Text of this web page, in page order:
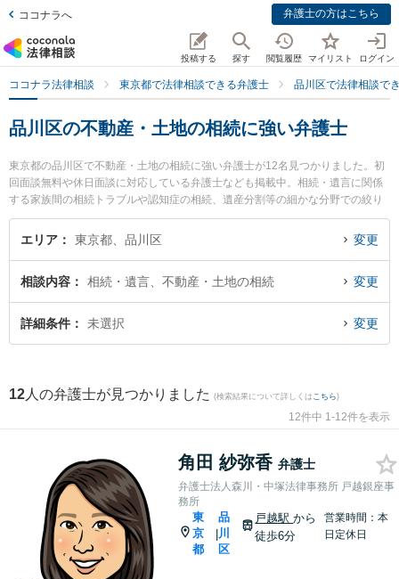
ココナラへ 弁護士の方はこちら
投稿する 探す 閲覧履歴 マイリスト ログイン
ココナラ法律相談 東京都で法律相談できる弁護士 品川区で法律相談で
品川区の不動産・土地の相続に強い弁護士
東京都の品川区で不動産・土地の相続に強い弁護士が12名見つかりました。初
回面談無料や休日面談に対応している弁護士なども掲載中。相続・遺言に関係
する家族間の相続トラブルや認知症の相続、遺産分割等の細かな分野での絞り
込み検索もでき便利です。特に弁護士法人森川・中塚法律事務所 戸越銀座事務
所の角田 紗弥香弁護士や弁護士法人クローバー 東京法律事務所の藤林 裕一郎
産・土地の相続のトラブルを今すぐに弁護士に相談したい』『不動産・土地の
相続のトラブル解決の実績豊富な近くの弁護士を検索したい』『初回相談無料
で不動産・土地の相続を法律相談できる品川区内の弁護士に相談予約したい』
エリア 東京都、品川区 変更
相談内容 相続・遺言、不動産・土地の相続 変更
詳細条件 未選択 変更
12 人の弁護士が見つかりました (検索結果について詳しくは こちら)
12件中 1-12件を表示
角田 紗弥香 弁護士
弁護士法人森川・中塚法律事務所 戸越銀座事
務所
東
京
都
|
品
川
区
戸越駅から
徒歩6分
営業時間：本
日定休日